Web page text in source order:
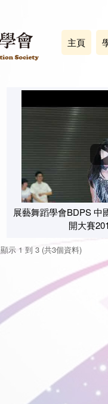
主頁
展藝舞蹈學會BDPS 中
開大賽
顯示 1 到 3 (共3個資料)